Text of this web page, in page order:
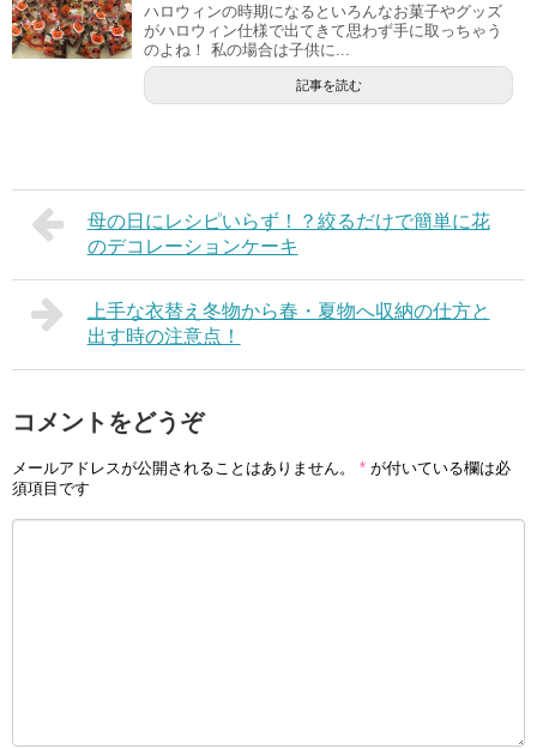
ハロウィンの時期になるといろんなお菓子やグッズ
がハロウィン仕様で出てきて思わず手に取っちゃう
のよね！ 私の場合は子供に...
記事を読む
母の日にレシピいらず！？絞るだけで簡単に花
のデコレーションケーキ
上手な衣替え冬物から春・夏物へ収納の仕方と
出す時の注意点！
コメントをどうぞ
メールアドレスが公開されることはありません。 * が付いている欄は必
須項目です